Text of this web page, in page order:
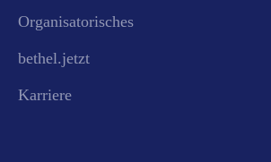
Organisatorisches
bethel.jetzt
Karriere